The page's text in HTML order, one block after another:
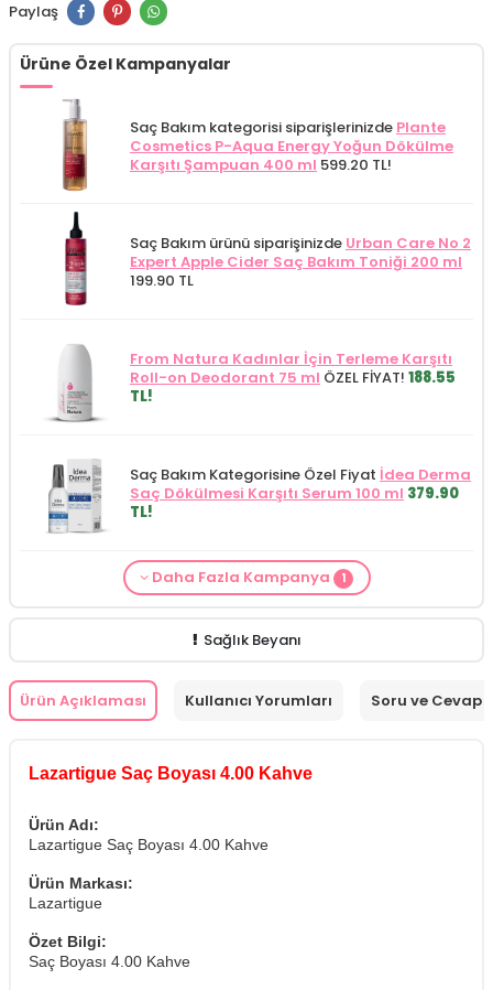
Paylaş
Ürüne Özel Kampanyalar
Saç Bakım kategorisi siparişlerinizde Plante
Cosmetics P-Aqua Energy Yoğun Dökülme
Karşıtı Şampuan 400 ml 599.20 TL!
Saç Bakım ürünü siparişinizde Urban Care No 2
Expert Apple Cider Saç Bakım Toniği 200 ml
199.90 TL
From Natura Kadınlar İçin Terleme Karşıtı
Roll-on Deodorant 75 ml ÖZEL FİYAT! 188.55
TL!
Saç Bakım Kategorisine Özel Fiyat İdea Derma
Saç Dökülmesi Karşıtı Serum 100 ml 379.90
TL!
Lazartigueürünlerinden 5000 TL ve üzeri
Daha Fazla Kampanya 1
Sağlık Beyanı
Ürün Açıklaması Kullanıcı Yorumları Soru ve Cevap
Lazartigue Saç Boyası 4.00 Kahve
Ürün Adı:
Lazartigue Saç Boyası 4.00 Kahve
Ürün Markası:
Lazartigue
Özet Bilgi:
Saç Boyası 4.00 Kahve